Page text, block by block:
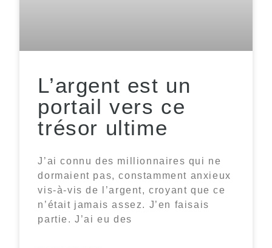
L’argent est un
portail vers ce
trésor ultime
J’ai connu des millionnaires qui ne
dormaient pas, constamment anxieux
vis-à-vis de l’argent, croyant que ce
n’était jamais assez. J’en faisais
partie. J’ai eu des